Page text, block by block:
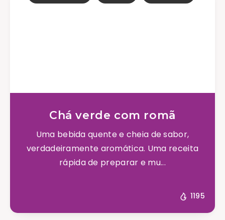
Chá verde com romã
Uma bebida quente e cheia de sabor,
verdadeiramente aromática. Uma receita
rápida de preparar e mu...
1195